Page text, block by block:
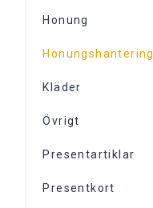
Honung
Honungshantering
Kläder
Övrigt
Presentartiklar
Presentkort